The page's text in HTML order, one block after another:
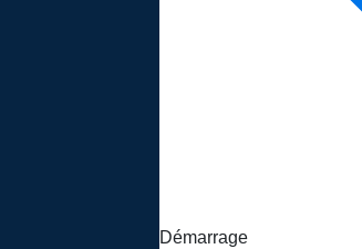
Démarrage